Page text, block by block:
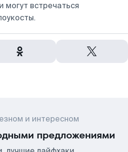
могут встречаться
и интересном
предложениями